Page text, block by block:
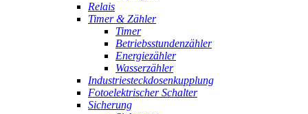
Relais
Timer & Zähler
Timer
Betriebsstundenzähler
Energiezähler
Wasserzähler
Industriesteckdosenkupplung
Fotoelektrischer Schalter
Sicherung